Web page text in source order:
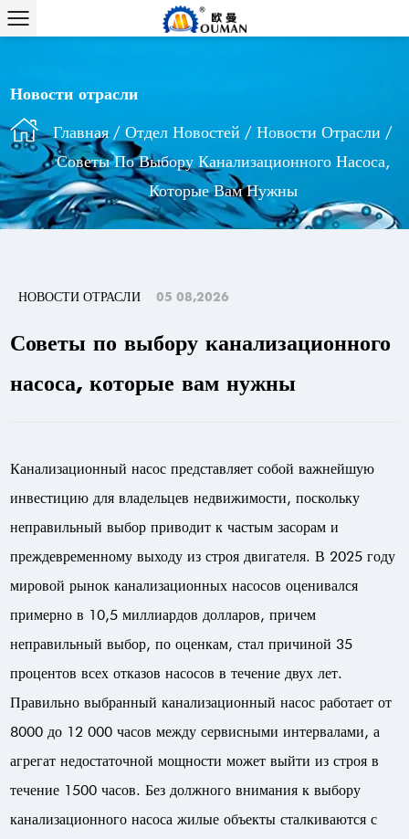
Новости отрасли
Главная/ Отдел Новостей / Новости Отрасли /
Советы По Выбору Канализационного Насоса,
Которые Вам Нужны
НОВОСТИ ОТРАСЛИ 05 08,2026
Советы по выбору канализационного
насоса, которые вам нужны
Канализационный насоспредставляет собой важнейшую
инвестицию для владельцев недвижимости, поскольку
неправильный выбор приводит к частым засорам и
преждевременному выходу из строя двигателя. В 2025 году
мировой рынок канализационных насосов оценивался
примерно в 10,5 миллиардов долларов, причем
неправильный выбор, по оценкам, стал причиной 35
процентов всех отказов насосов в течение двух лет.
Правильно выбранный канализационный насос работает от
8000 до 12 000 часов между сервисными интервалами, а
агрегат недостаточной мощности может выйти из строя в
течение 1500 часов. Без должного внимания к выбору
канализационного насоса жилые объекты сталкиваются с